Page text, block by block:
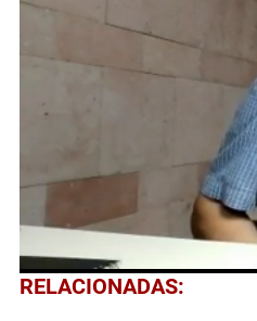
0
seconds
RELACIONADAS: